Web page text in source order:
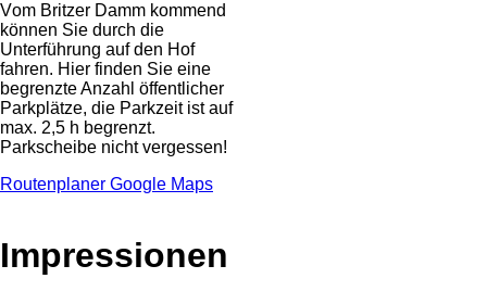
Vom Britzer Damm kommend
können Sie durch die
Unterführung auf den Hof
fahren. Hier finden Sie eine
begrenzte Anzahl öffentlicher
Parkplätze, die Parkzeit ist auf
max. 2,5 h begrenzt.
Parkscheibe nicht vergessen!
Routenplaner Google Maps
Impressionen